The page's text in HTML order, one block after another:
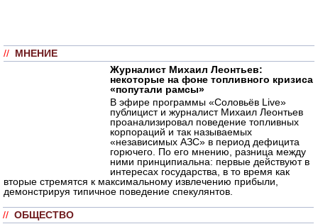
// МНЕНИЕ
Журналист Михаил Леонтьев:
некоторые на фоне топливного кризиса
«попутали рамсы»
В эфире программы «Соловьёв Live»
публицист и журналист Михаил Леонтьев
проанализировал поведение топливных
корпораций и так называемых
«независимых АЗС» в период дефицита
горючего. По его мнению, разница между
ними принципиальна: первые действуют в
интересах государства, в то время как
вторые стремятся к максимальному извлечению прибыли,
демонстрируя типичное поведение спекулянтов.
// ОБЩЕСТВО